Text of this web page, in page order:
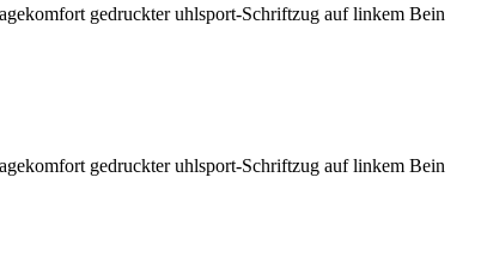
gedruckter uhlsport-Schriftzug auf linkem Bein
gedruckter uhlsport-Schriftzug auf linkem Bein